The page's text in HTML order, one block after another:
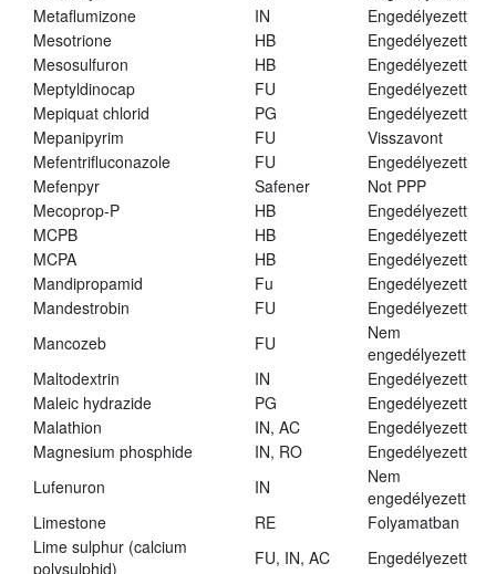
Metaflumizone
IN
Engedélyezett
Mesotrione
HB
Engedélyezett
Mesosulfuron
HB
Engedélyezett
Meptyldinocap
FU
Engedélyezett
Mepiquat chlorid
PG
Engedélyezett
Mepanipyrim
FU
Visszavont
Mefentrifluconazole
FU
Engedélyezett
Mefenpyr
Safener
Not PPP
Mecoprop-P
HB
Engedélyezett
MCPB
HB
Engedélyezett
MCPA
HB
Engedélyezett
Mandipropamid
Fu
Engedélyezett
Mandestrobin
FU
Engedélyezett
Mancozeb
FU
Nem
engedélyezett
Maltodextrin
IN
Engedélyezett
Maleic hydrazide
PG
Engedélyezett
Malathion
IN, AC
Engedélyezett
Magnesium phosphide
IN, RO
Engedélyezett
Lufenuron
IN
Nem
engedélyezett
Limestone
RE
Folyamatban
Lime sulphur (calcium
polysulphid)
FU, IN, AC
Engedélyezett